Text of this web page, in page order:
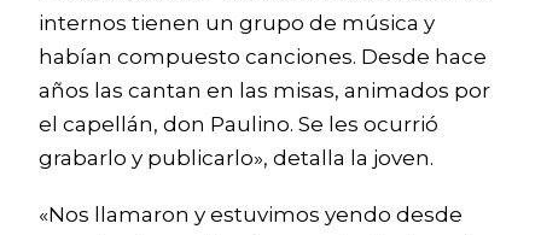
internos tienen un grupo de música y
habían compuesto canciones. Desde hace
años las cantan en las misas, animados por
el capellán, don Paulino. Se les ocurrió
grabarlo y publicarlo», detalla la joven.
«Nos llamaron y estuvimos yendo desde